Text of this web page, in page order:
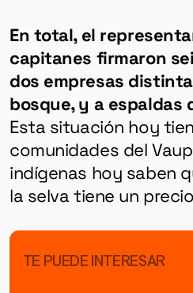
En total, el
capitanes firmaron
dos empresas
bosque, y a espaldas
Esta situación hoy
comunidades del
indígenas hoy saben
la selva tiene un
TE PUEDE INTERESAR